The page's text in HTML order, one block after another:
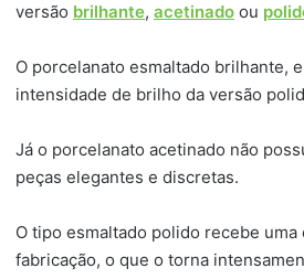
versão brilhante, acetinado ou
O porcelanato esmaltado brilhante,
intensidade de brilho da versão
Já o porcelanato acetinado não
peças elegantes e discretas.
O tipo esmaltado polido recebe
fabricação, o que o torna